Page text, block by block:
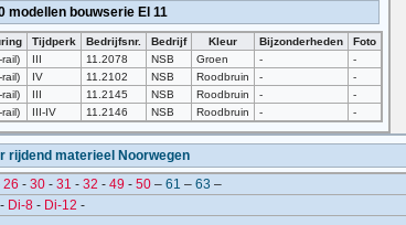
modellen bouwserie El 11
Tijdperk Bedrijfsnr. Bedrijf Kleur Bijzonderheden
Foto
rail) 11.2078 NSB Groen -
-
rail) IV 11.2102 NSB Roodbruin -
-
rail) 11.2145 NSB Roodbruin -
-
rail) III-IV 11.2146 NSB Roodbruin - -
rijdend materieel Noorwegen
26 - 30- 31 - 32 - 49 - 50– 61 – 63 –
- Di-8- Di-12 -